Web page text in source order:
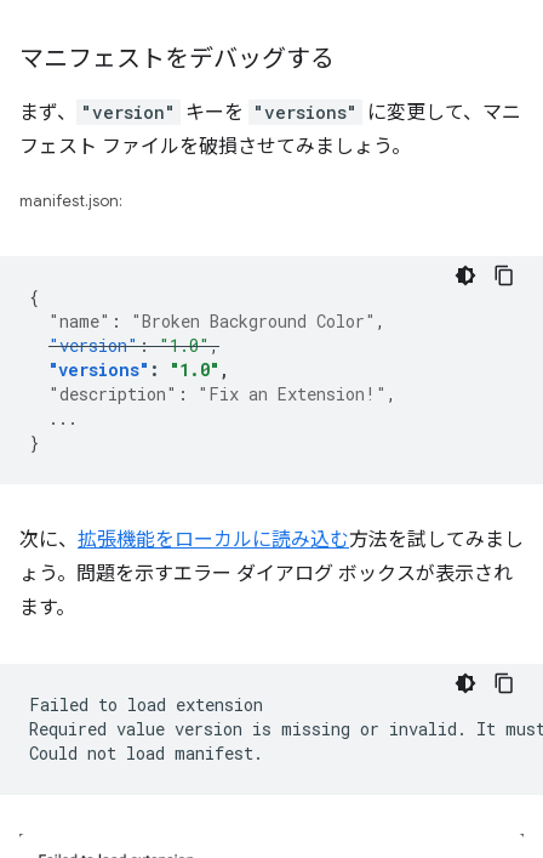
マニフェストをデバッグする
まず、 "version" キーを "versions"
に変更して、マニ
フェスト ファイルを破損させてみましょう。
manifest.json:
{
"name" : "Broken Background Color" ,
"version": "1.0",
"versions" : "1.0" ,
"description" : "Fix an Extension!" ,
...
}
次に、 拡張機能をローカルに読み込む方法を試してみまし
ょう。問題を示すエラー ダイアログ ボックスが表示され
ます。
Failed to load extension
Required value version is missing or invalid. It
Could not load